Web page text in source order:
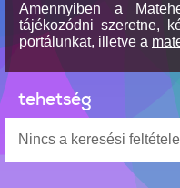
Amennyiben a
tájékozódni szeretne,
portálunkat, illetve a
tehetség
Nincs a keresési